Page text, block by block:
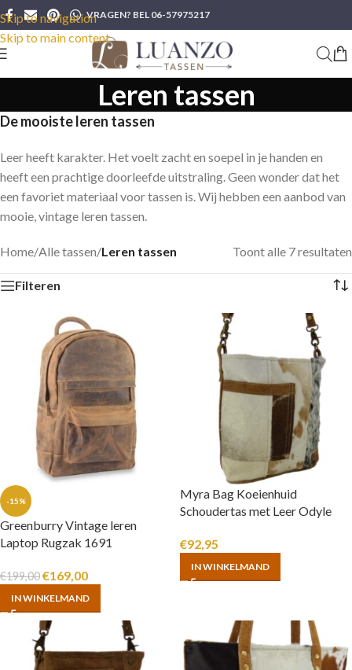
Skip to navigation
Skip to main content
VRAGEN? BEL 06-57975217
Leren tassen
De mooiste leren tassen
Leer heeft karakter. Het voelt zacht en soepel in je handen en
heeft een prachtige doorleefde uitstraling. Geen wonder dat het
een favoriet materiaal voor tassen is. Wij hebben een aanbod van
mooie, vintage leren tassen.
Home/Alle tassen/Leren tassen Toont alle 7 resultaten
Filteren
-15%
Greenburry Vintage leren
Laptop Rugzak 1691
€199,00€169,00
IN WINKELMAND
Myra Bag Koeienhuid
Schoudertas met Leer Odyle
€92,95
IN WINKELMAND